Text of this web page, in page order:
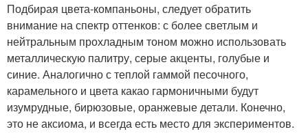
Подбирая цвета-компаньоны, следует обратить
внимание на спектр оттенков: с более светлым и
нейтральным прохладным тоном можно использовать
металлическую палитру, серые акценты, голубые и
синие. Аналогично с теплой гаммой песочного,
карамельного и цвета какао гармоничными будут
изумрудные, бирюзовые, оранжевые детали. Конечно,
это не аксиома, и всегда есть место для экспериментов.